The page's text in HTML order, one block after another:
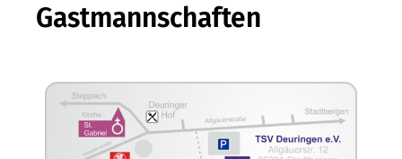
Gastmannschaften